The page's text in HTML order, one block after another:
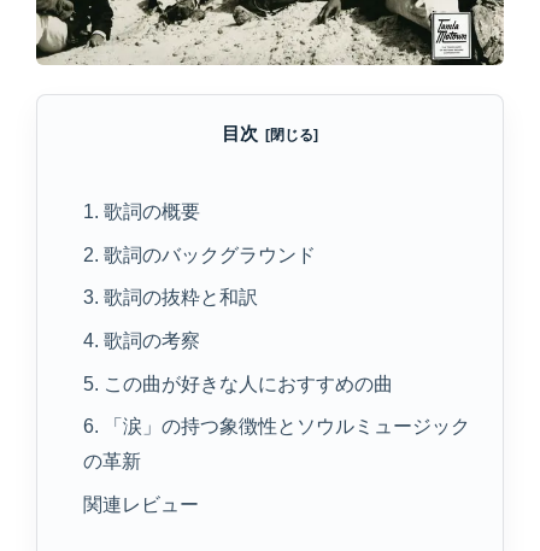
目次
1. 歌詞の概要
2. 歌詞のバックグラウンド
3. 歌詞の抜粋と和訳
4. 歌詞の考察
5. この曲が好きな人におすすめの曲
6. 「涙」の持つ象徴性とソウルミュージック
の革新
関連レビュー